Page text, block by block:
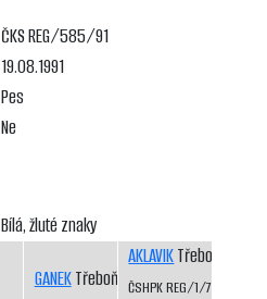
ČKS REG/585/91
19.08.1991
Pes
Ne
Bílá, žluté znaky
GANEKTřeboň-Kopeček CS
AKLAVIKTřeboň-
ČSHPK REG/1/77